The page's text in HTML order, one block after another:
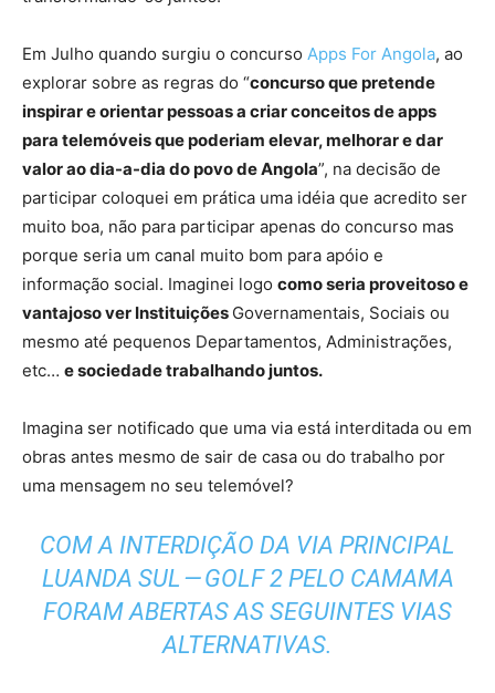
Em Julho quando surgiu o concurso Apps For Angola, ao
explorar sobre as regras do “concurso que pretende
inspirar e orientar pessoas a criar conceitos de apps
para telemóveis que poderiam elevar, melhorar e dar
valor ao dia-a-dia do povo de Angola”, na decisão de
participar coloquei em prática uma idéia que acredito ser
muito boa, não para participar apenas do concurso mas
porque seria um canal muito bom para apóio e
informação social. Imaginei logo como seria proveitoso e
vantajoso ver Instituições Governamentais, Sociais ou
mesmo até pequenos Departamentos, Administrações,
etc… e sociedade trabalhando juntos.
Imagina ser notificado que uma via está interditada ou em
obras antes mesmo de sair de casa ou do trabalho por
uma mensagem no seu telemóvel?
COM A INTERDIÇÃO DA VIA PRINCIPAL
LUANDA SUL — GOLF 2 PELO CAMAMA
FORAM ABERTAS AS SEGUINTES VIAS
ALTERNATIVAS.